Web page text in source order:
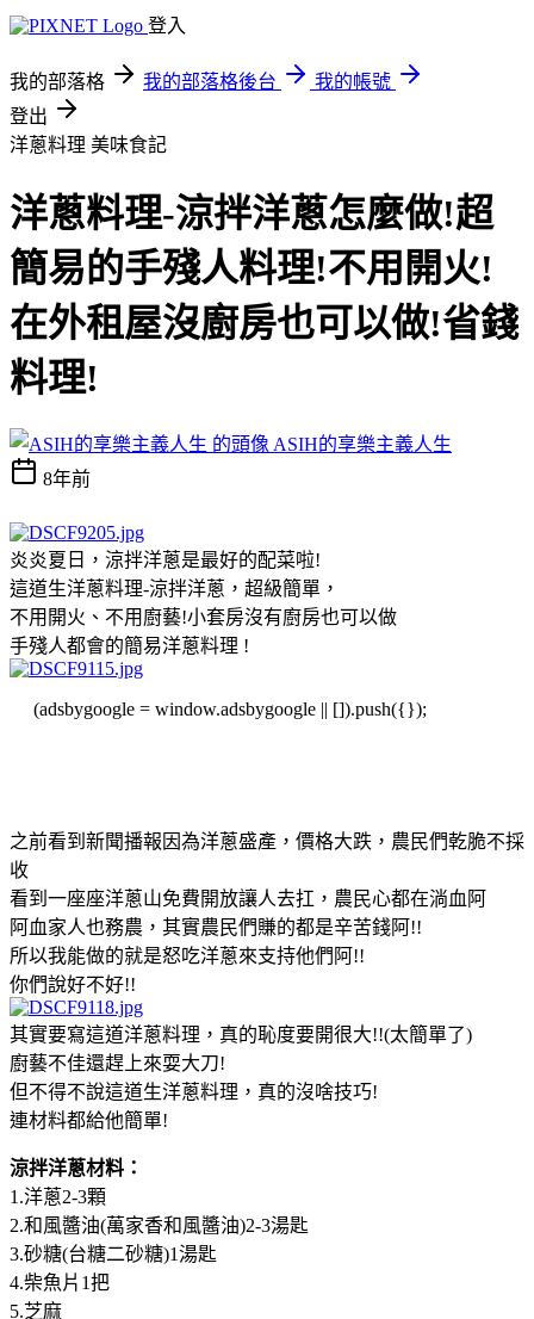
登入
我的部落格 我的部落格後台
我的帳號
登出
洋蔥料理 美味食記
洋蔥料理-涼拌洋蔥怎麼做!超
簡易的手殘人料理!不用開火!
在外租屋沒廚房也可以做!省錢
料理!
ASIH的享樂主義人生
8年前
炎炎夏日，涼拌洋蔥是最好的配菜啦!
這道生洋蔥料理-涼拌洋蔥，超級簡單，
不用開火、不用廚藝!小套房沒有廚房也可以做
手殘人都會的簡易洋蔥料理 !
(adsbygoogle = window.adsbygoogle || []).push({});
之前看到新聞播報因為洋蔥盛產，價格大跌，農民們乾脆不採
收
看到一座座洋蔥山免費開放讓人去扛，農民心都在淌血阿
阿血家人也務農，其實農民們賺的都是辛苦錢阿!!
所以我能做的就是怒吃洋蔥來支持他們阿!!
你們說好不好!!
其實要寫這道洋蔥料理，真的恥度要開很大!!(太簡單了)
廚藝不佳還趕上來耍大刀!
但不得不說這道生洋蔥料理，真的沒啥技巧!
連材料都給他簡單!
涼拌洋蔥材料：
1.洋蔥2-3顆
2.和風醬油(萬家香和風醬油)2-3湯匙
3.砂糖(台糖二砂糖)1湯匙
4.柴魚片1把
5.芝麻